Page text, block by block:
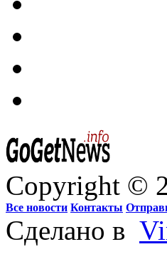
Copyright ©
Все новости Контакты
Сделано в